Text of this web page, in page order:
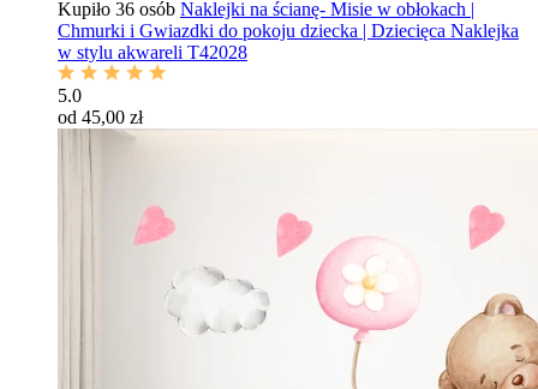
Kupiło 36 osób Naklejki na ścianę- Misie w obłokach |
Chmurki i Gwiazdki do pokoju dziecka | Dziecięca Naklejka
w stylu akwareli T42028
5.0
od 45,00 zł